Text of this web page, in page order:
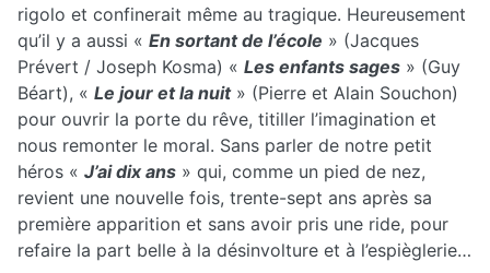
rigolo et confinerait même au tragique. Heureusement
qu’il y a aussi « En sortant de l’école » (Jacques
Prévert / Joseph Kosma) « Les enfants sages » (Guy
Béart), « Le jour et la nuit» (Pierre et Alain Souchon)
pour ouvrir la porte du rêve, titiller l’imagination et
nous remonter le moral. Sans parler de notre petit
héros « J’ai dix ans » qui, comme un pied de nez,
revient une nouvelle fois, trente-sept ans après sa
première apparition et sans avoir pris une ride, pour
refaire la part belle à la désinvolture et à l’espièglerie…